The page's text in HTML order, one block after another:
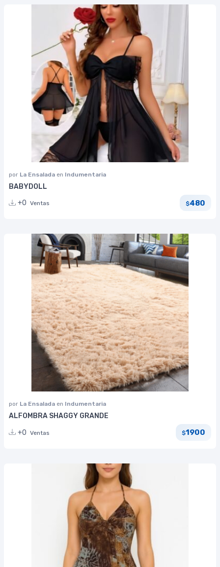
por La Ensalada en Indumentaria
BABYDOLL
+0 Ventas $480
por La Ensalada en Indumentaria
ALFOMBRA SHAGGY GRANDE
+0 Ventas $1900